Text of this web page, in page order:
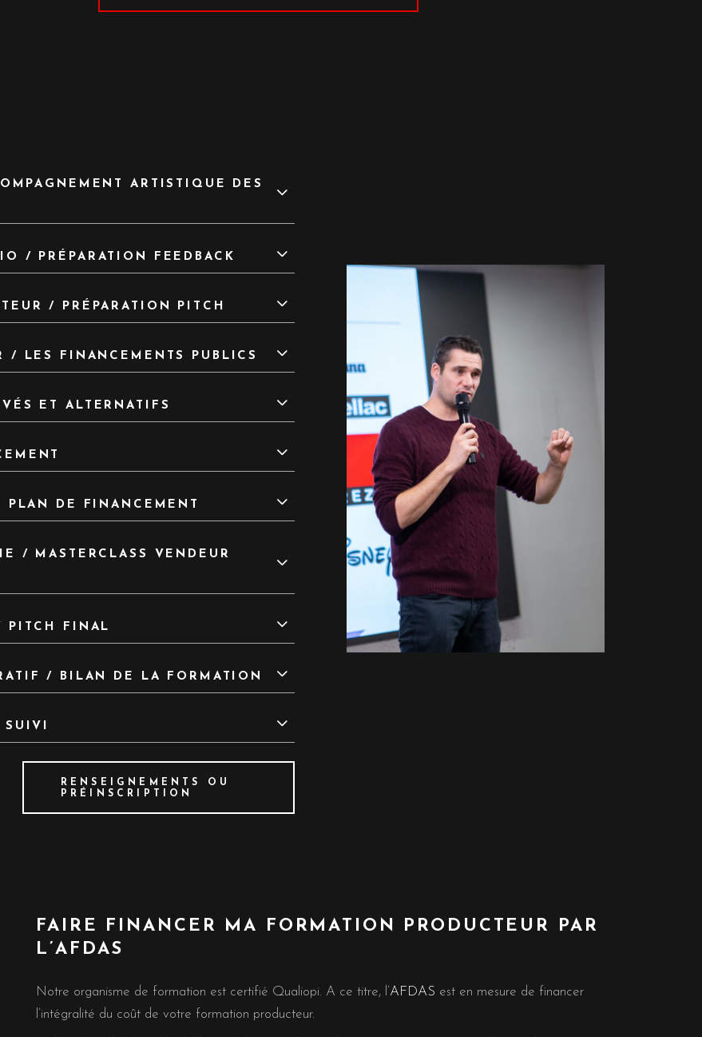
ARTISTIQUE DES
/ PRÉPARATION FEEDBACK
/ PRÉPARATION PITCH
/ LES FINANCEMENTS PUBLICS
ET ALTERNATIFS
DE FINANCEMENT
/ MASTERCLASS VENDEUR
PITCH FINAL
/ BILAN DE LA FORMATION
RENSEIGNEMENTS OU
PRÉINSCRIPTION
FAIRE FINANCER MA FORMATION PRODUCTEUR PAR
L’AFDAS
Notre organisme de formation est certifié Qualiopi. A ce titre, l’AFDAS est en mesure de financer
l’intégralité du coût de votre formation producteur.